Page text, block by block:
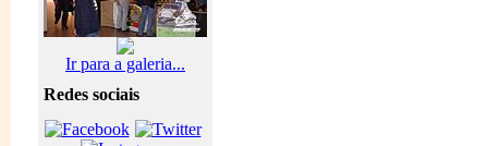
Ir para a galeria...
Redes sociais